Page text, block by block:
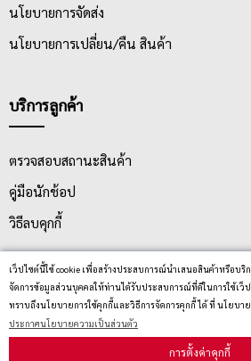
เว็ปไซต์นี้ใช้ cookie เพื่อสร้างประสบการณ์นำเสนอสินค้าหรือบริ
จัดการข้อมูลส่วนบุคคลให้ท่านได้รับประสบการณ์ที่ดีในการใช้เว็ป
ทราบถึงนโยบายการใช้คุกกี้และวิธีการจัดการคุกกี้ ได้ ที่ นโยบาย
ประกาศนโยบายความเป็นส่วนตัว
การตั้งค่าคุกกี้
นโยบายการจัดส่ง
นโยบายการเปลี่ยน/คืน สินค้า
บริการลูกค้า
ตรวจสอบสถานะสินค้า
คู่มือนักช้อป
วิธีลบคุกกี้
สมัครรับข่าวสาร
รับข่าวสา